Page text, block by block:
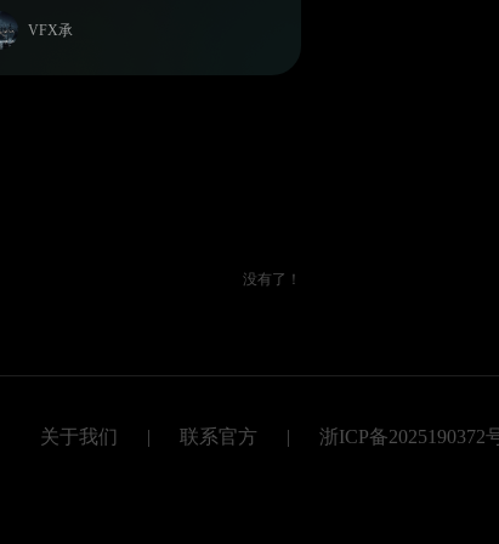
VFX承
没有了！
关于我们 | 联系官方 | 浙ICP备2025190372